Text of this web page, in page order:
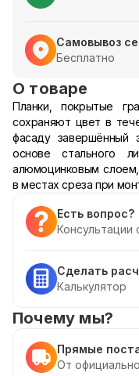
Самовывоз
Бесплатно
О товаре
Планки, покрытые
сохраняют цвет в
фасаду завершённый
основе стального
алюмоцинковым
в местах среза при
Есть вопрос?
Консультации
Сделать
Калькулятор
Почему мы?
Прямые
От